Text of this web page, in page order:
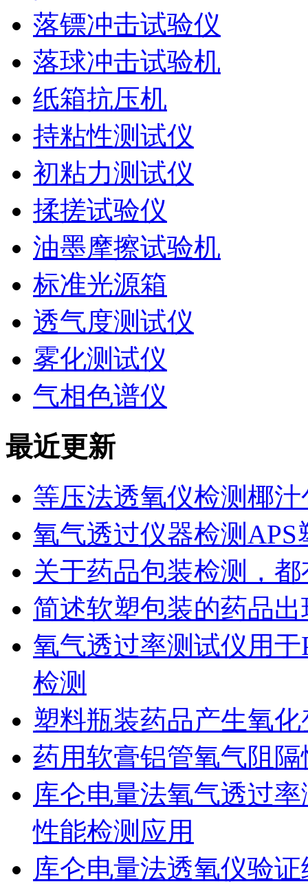
落镖冲击试验仪
落球冲击试验机
纸箱抗压机
持粘性测试仪
初粘力测试仪
揉搓试验仪
油墨摩擦试验机
标准光源箱
透气度测试仪
雾化测试仪
气相色谱仪
最近更新
等压法透氧仪检测椰
氧气透过仪器检测
关于药品包装检测，
简述软塑包装的药品
氧气透过率测试仪用
检测
塑料瓶装药品产生氧
药用软膏铝管氧气阻
库仑电量法氧气透过
性能检测应用
库仑电量法透氧仪验